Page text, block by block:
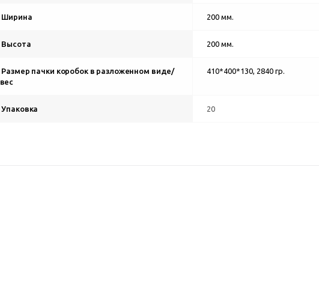
Ширина 200 мм.
Высота 200 мм.
Размер пачки коробок в разложенном виде/
вес
410*400*130, 2840 гр.
Упаковка 20